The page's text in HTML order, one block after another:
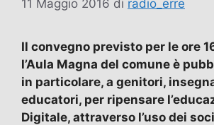
11 Maggio 2016 di radio_erre
Il convegno previsto per le ore
l’Aula Magna del comune è
in particolare, a genitori,
educatori, per ripensare
Digitale, attraverso l’uso dei